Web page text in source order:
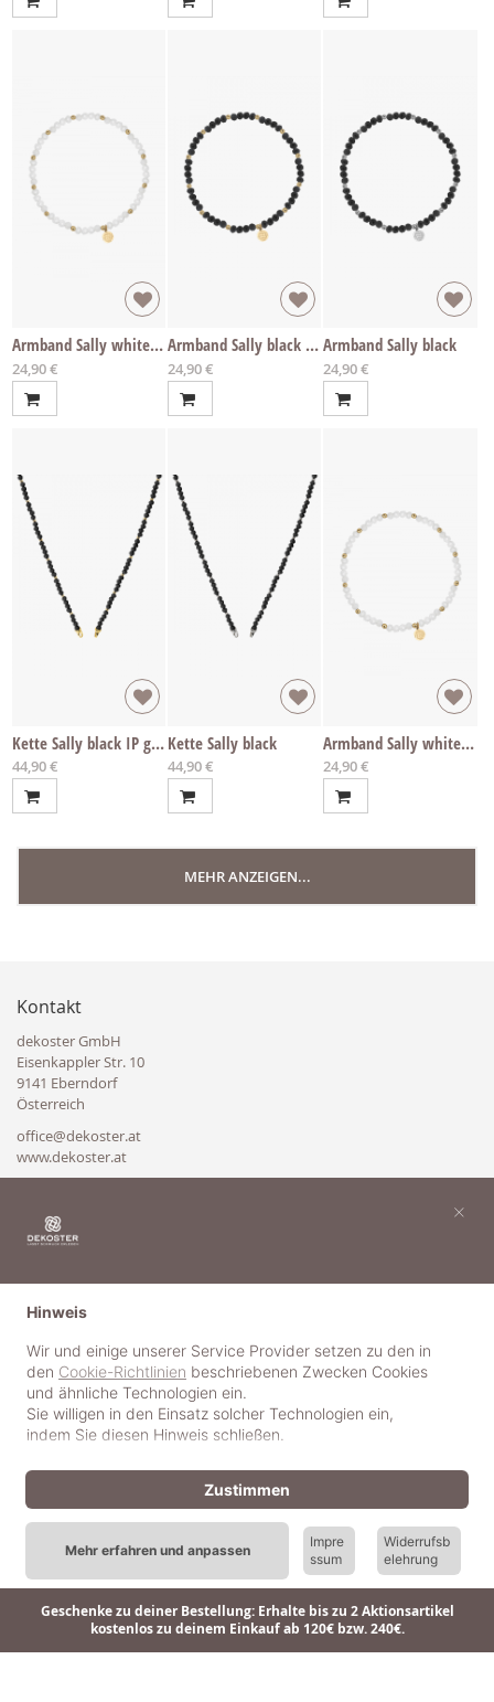
Geschenke zu deiner Bestellung: Erhalte bis zu 2 Aktionsartikel
kostenlos zu deinem Einkauf ab 120€ bzw. 240€.
Armband Sally white IP gold
Ab
24,90 €
Armband Sally black IP gold
Ab
24,90 €
Armband Sally black
Ab
24,90 €
Kette Sally black IP gold
Ab
44,90 €
Kette Sally black
Ab
44,90 €
Armband Sally white IP gold
Ab
24,90 €
MEHR ANZEIGEN...
Kontakt
dekoster GmbH
Eisenkappler Str. 10
9141 Eberndorf
Österreich
office@dekoster.at
www.dekoster.at
+43 677 623 47 410 (WhatsApp)
Wichtige Links
Wichtige Hinweise
Häufig gestellte Fragen (FAQ)
AGB
Widerrufsbelehrung
Vertrag widerrufen
Pressecorner
Schmuckerlebnis / Schmuckparty buchen
Kooperation
Hinweis
Wir und einige unserer Service Provider setzen zu den in
den Cookie-Richtlinien beschriebenen Zwecken Cookies
und ähnliche Technologien ein.
Sie willigen in den Einsatz solcher Technologien ein,
indem Sie diesen Hinweis schließen.
Mehr erfahren und anpassen
Impre
ssum
Widerrufsb
elehrung
Zustimmen
×